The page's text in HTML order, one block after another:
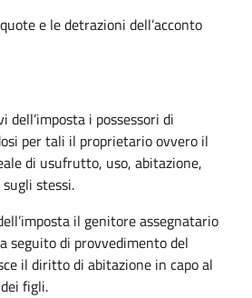
e le detrazioni dell’acconto
dell’imposta i possessori di
per tali il proprietario ovvero il
di usufrutto, uso, abitazione,
stessi.
il genitore assegnatario
seguito di provvedimento del
il diritto di abitazione in capo al
figli.